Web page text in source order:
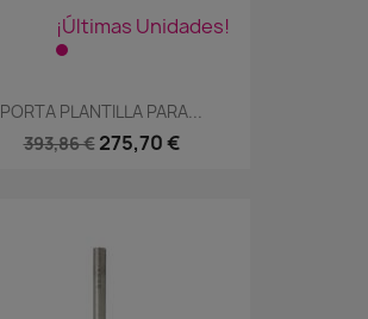
¡Últimas Unidades!
PORTA PLANTILLA PARA...
393,86 € 275,70 €